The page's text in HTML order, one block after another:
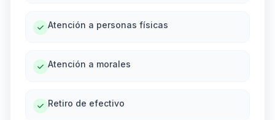
Atención a personas físicas
Atención a morales
Retiro de efectivo